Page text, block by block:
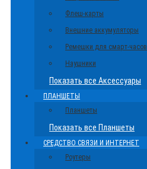
Флеш-карты
Внешние аккумуляторы
Ремешки для смарт-часов
Наушники
Показать все Аксессуары
ПЛАНШЕТЫ
Планшеты
Показать все Планшеты
СРЕДСТВО СВЯЗИ И ИНТЕРНЕТ
Роутеры